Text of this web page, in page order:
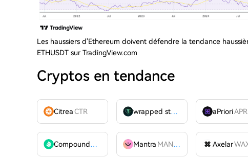
Les haussiers d'Ethereum doivent défendre la tendance
ETHUSDT sur TradingView.com
Cryptos en tendance
CitreaCTR wrapped stUSDT WSTUSDTaPrioriAPR
Compound
COMP Mantra MANTRA Axelar